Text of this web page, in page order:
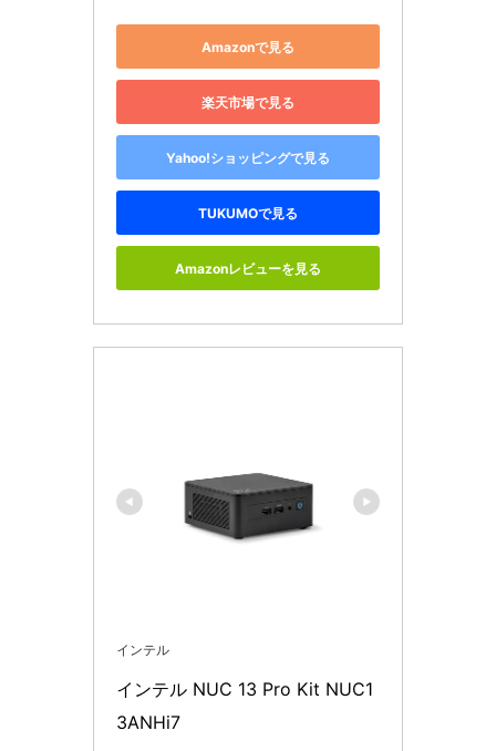
Amazonで見る
楽天市場で見る
Yahoo!ショッピングで見る
TUKUMOで見る
Amazonレビューを見る
インテル
インテル NUC 13 Pro Kit NUC1
3ANHi7